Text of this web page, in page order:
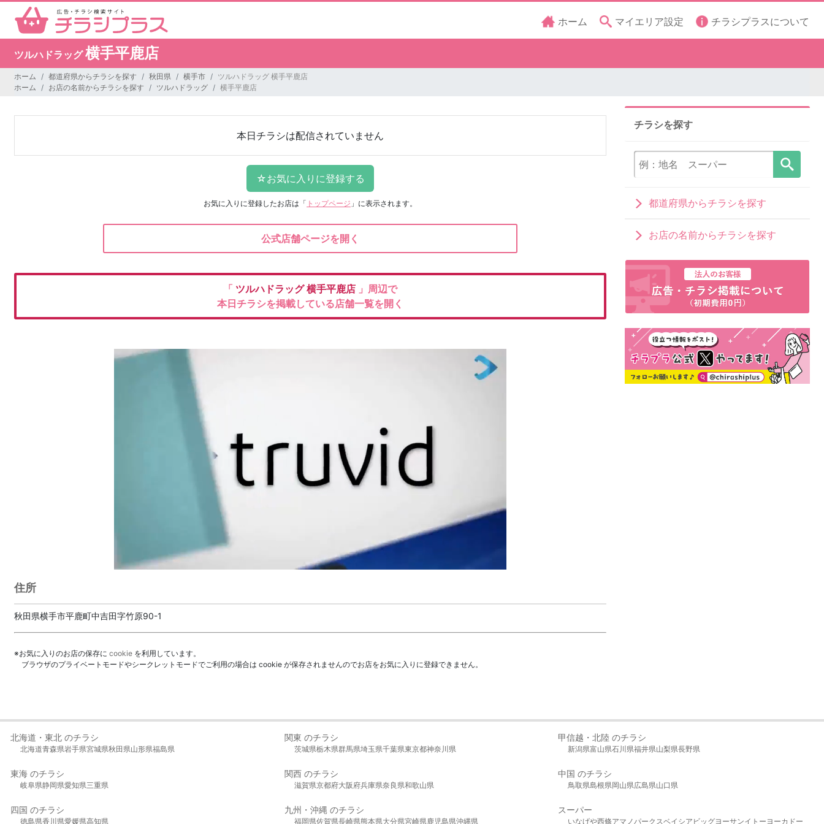
ホーム マイエリア設定 チラシプラスについて
ツルハドラッグ横手平鹿店
ホーム 都道府県からチラシを探す 秋田県 横手市
ツルハドラッグ 横手平鹿店
ホーム
お店の名前からチラシを探す ツルハドラッグ 横手平鹿店
本日チラシは配信されていません
お気に入りに登録したお店は 「 トップページ 」に表示されます。
公式店舗ページを開く
「 ツルハドラッグ横手平鹿店 」周辺で
本日チラシを掲載している店舗一覧を開く
住所
秋田県横手市平鹿町中吉田字竹原90-1
※お気に入りのお店の保存に cookie を利用しています。
ブラウザのプライベートモードやシークレットモードでご利用の場合は cookie が保存されませんのでお店をお気に入りに登録できません。
チラシを探す
都道府県からチラシを探す
お店の名前からチラシを探す
北海道・東北 のチラシ
北海道青森県岩手県宮城県秋田県山形県福島県
関東 のチラシ
茨城県栃木県群馬県埼玉県千葉県東京都神奈川県
甲信越・北陸 のチラシ
新潟県富山県石川県福井県山梨県長野県
東海 のチラシ
岐阜県静岡県愛知県三重県
関西 のチラシ
滋賀県京都府大阪府兵庫県奈良県和歌山県
中国 のチラシ
鳥取県島根県岡山県広島県山口県
四国 のチラシ
徳島県香川県愛媛県高知県
九州・沖縄 のチラシ
福岡県佐賀県長崎県熊本県大分県宮崎県鹿児島県沖縄県
スーパー
いなげや西條アマノパークスベイシア ビッグヨーサンイトーヨーカドー